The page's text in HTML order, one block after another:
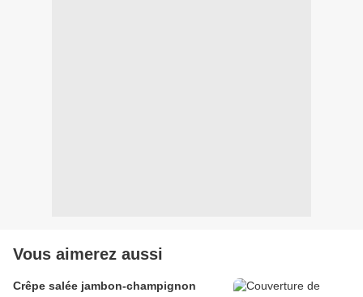
Vous aimerez aussi
Crêpe salée jambon-champignon